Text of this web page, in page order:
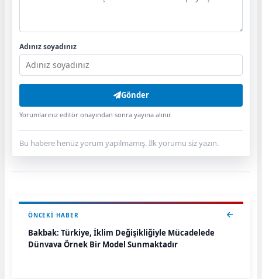
Adınız soyadınız
Gönder
Yorumlarınız editör onayından sonra yayına alınır.
Bu habere henüz yorum yapılmamış. İlk yorumu siz yazın.
ÖNCEKI HABER
Bakbak: Türkiye, İklim Değişikliğiyle Mücadelede
Dünyaya Örnek Bir Model Sunmaktadır